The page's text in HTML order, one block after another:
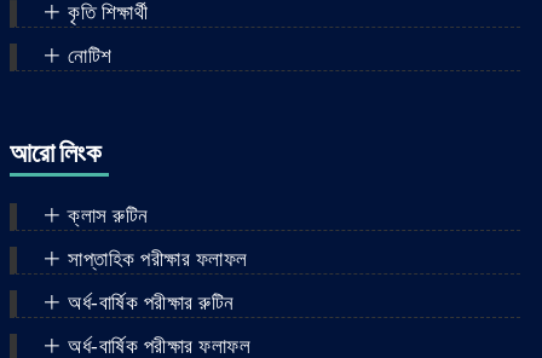
কৃতি শিক্ষার্থী
নোটিশ
আরো লিংক
ক্লাস রুটিন
সাপ্তাহিক পরীক্ষার ফলাফল
অর্ধ-বার্ষিক পরীক্ষার রুটিন
অর্ধ-বার্ষিক পরীক্ষার ফলাফল